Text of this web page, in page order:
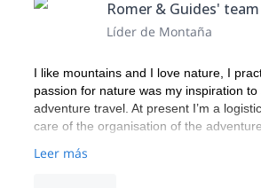
Romer & Guides' team
Líder de Montaña
I like mountains and I love nature, I
passion for nature was my inspiration
adventure travel. At present I’m a
care of the organisation of the
Leer más